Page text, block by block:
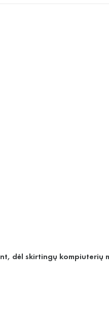
dėl skirtingų kompiuterių